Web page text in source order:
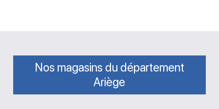
Nos magasins du département
Ariège